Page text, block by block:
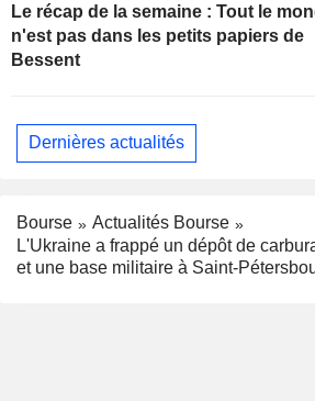
Le récap de la semaine : Tout le
n'est pas dans les petits papiers de
Bessent
Dernières actualités
Bourse
Actualités Bourse
L'Ukraine a frappé un dépôt de
et une base militaire à Saint-